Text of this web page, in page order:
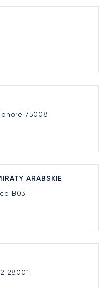
75008
ARABSKIE
B03
28001